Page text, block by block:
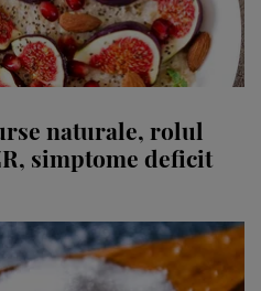
naturale, rolul
simptome deficit